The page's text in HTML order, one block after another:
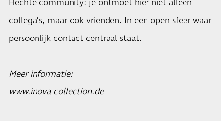
Hechte community: je ontmoet hier niet alleen
collega’s, maar ook vrienden. In een open sfeer waar
persoonlijk contact centraal staat.
Meer informatie:
www.inova-collection.de